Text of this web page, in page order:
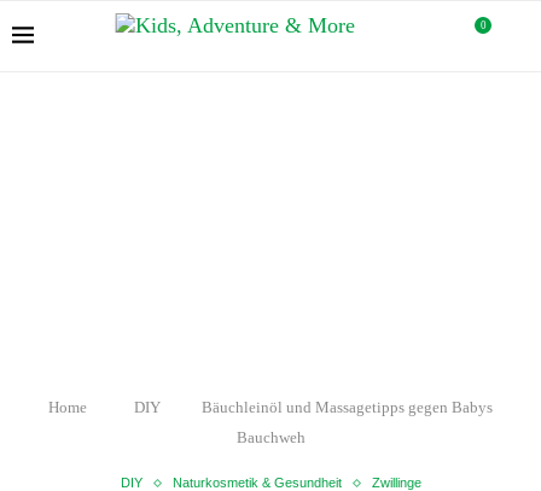
0
Home DIY
Bäuchleinöl und Massagetipps gegen Babys
Bauchweh
DIY Naturkosmetik & Gesundheit Zwillinge